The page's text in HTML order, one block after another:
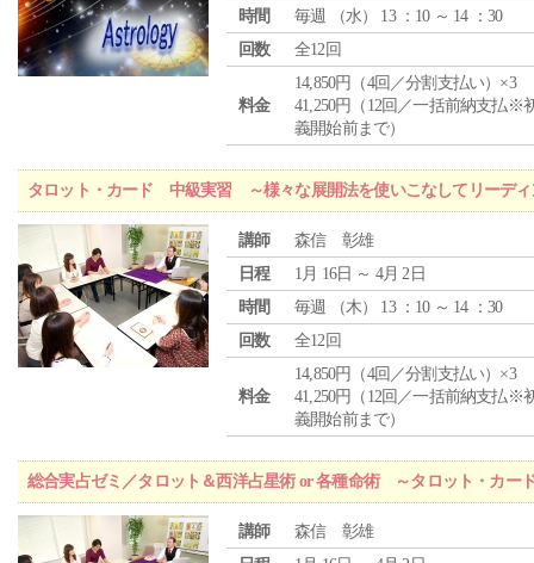
時間
毎週 （水） 13 ：10 ～ 14 ：30
回数
全12回
料金
14,850円（4回／分割支払い）×3
41,250円（12回／一括前納支払※
義開始前まで）
タロット・カード 中級実習 ～様々な展開法を使いこなしてリーディ
講師
森信 彰雄
日程
1月 16日 ～ 4月 2日
時間
毎週 （木） 13 ：10 ～ 14 ：30
回数
全12回
料金
14,850円（4回／分割支払い）×3
41,250円（12回／一括前納支払※
義開始前まで）
総合実占ゼミ／タロット＆西洋占星術 or 各種命術 ～タロット・カー
講師
森信 彰雄